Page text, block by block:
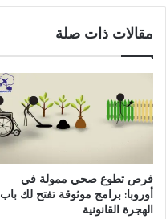
مقالات ذات صلة
فرص تطوع صحي ممولة في
أوروبا: برامج موثوقة تفتح لك باب
الهجرة القانونية